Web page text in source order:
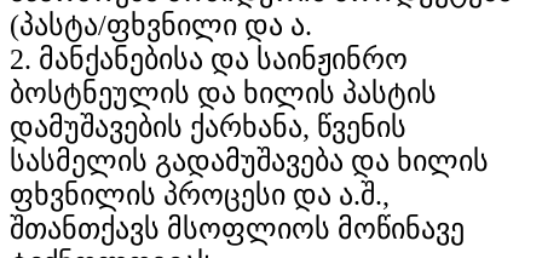
(პასტა/ფხვნილი და ა.
2. მანქანებისა და საინჟინრო
ბოსტნეულის და ხილის პასტის
დამუშავების ქარხანა, წვენის
სასმელის გადამუშავება და ხილის
ფხვნილის პროცესი და ა.შ.,
შთანთქავს მსოფლიოს მოწინავე